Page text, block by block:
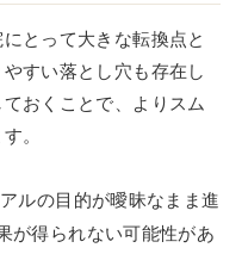
とって大きな転換点と
すい落とし穴も存在し
おくことで、よりスム
。
ルの目的が曖昧なまま進
が得られない可能性があ